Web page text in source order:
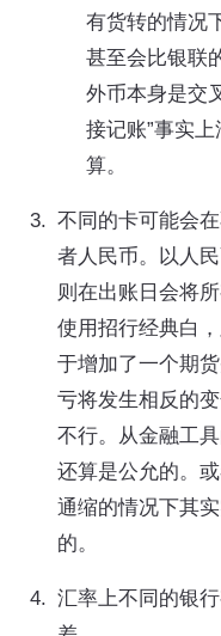
有货转的情况
甚至会比银联
外币本身是交
接记账”事实
算。
不同的卡可能会
者人民币。以人
则在出账日会将
使用招行经典白
于增加了一个期
亏将发生相反的
不行。从金融工
还算是公允的。
通缩的情况下其
的。
汇率上不同的银